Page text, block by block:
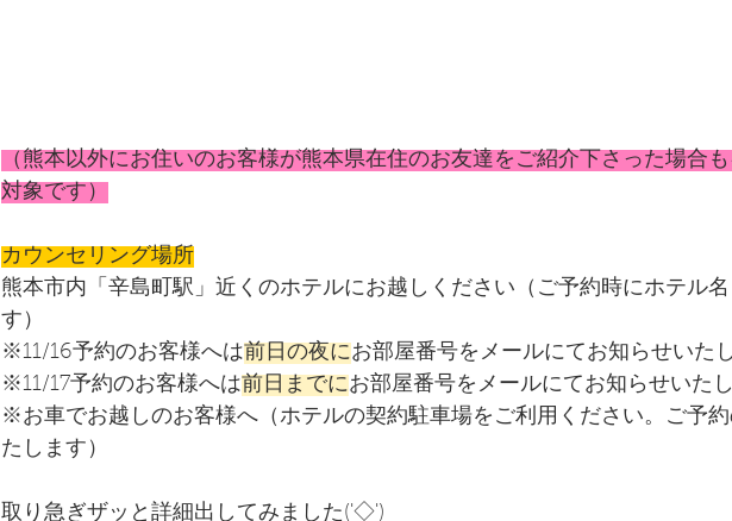
（熊本以外にお住いのお客様が熊本県在住のお友達をご紹介下さった場合
対象です）
カウンセリング場所
熊本市内「辛島町駅」近くのホテルにお越しください（ご予約時にホテル
す）
※11/16予約のお客様へは前日の夜にお部屋番号をメールにてお知らせいた
※11/17予約のお客様へは前日までにお部屋番号をメールにてお知らせいた
※お車でお越しのお客様へ（ホテルの契約駐車場をご利用ください。ご予
たします）
取り急ぎザッと詳細出してみました('◇')ゞ